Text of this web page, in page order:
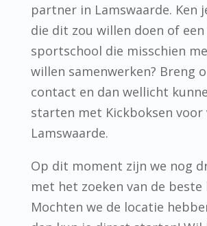
partner in Lamswaarde. Ken
die dit zou willen doen of een
sportschool die misschien
willen samenwerken? Breng
contact en dan wellicht
starten met Kickboksen voor
Lamswaarde.
Op dit moment zijn we nog
met het zoeken van de beste
Mochten we de locatie